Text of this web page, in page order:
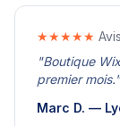
★★★★★
"Boutique
premier mois."
Marc D. —